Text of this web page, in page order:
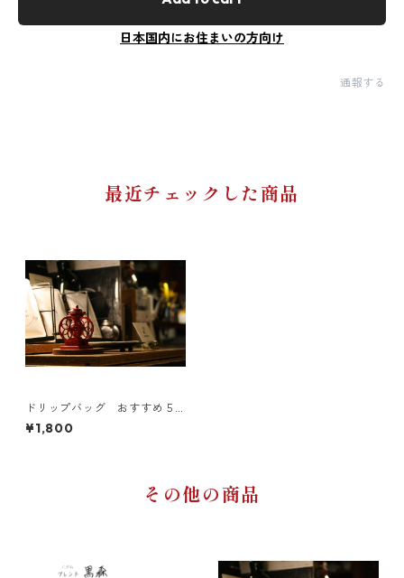
日本国内にお住まいの方向け
通報する
最近チェックした商品
ドリップバッグ おすすめ５
種10個入り
¥1,800
その他の商品